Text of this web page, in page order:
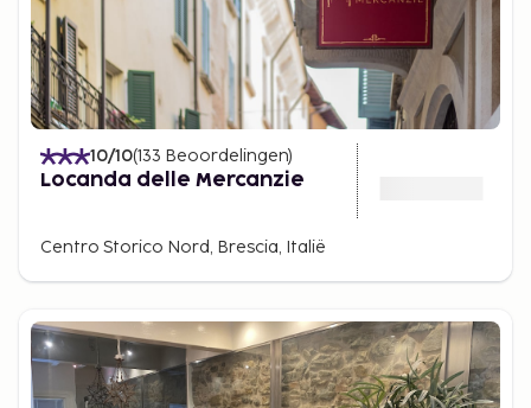
10/10(133 Beoordelingen)
Locanda delle Mercanzie
Centro Storico Nord, Brescia, Italië